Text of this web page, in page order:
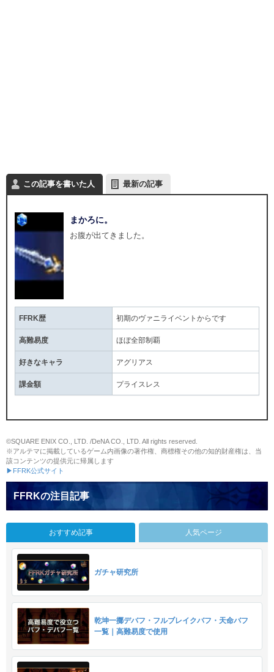
この記事を書いた人 最新の記事
まかろに。
お腹が出てきました。
FFRK歴 初期のヴァニライベントからです
高難易度 ほぼ全部制覇
好きなキャラ アグリアス
課金額 プライスレス
©SQUARE ENIX CO., LTD. /DeNA CO., LTD. All rights reserved.
※アルテマに掲載しているゲーム内画像の著作権、商標権その他の知的財産権は、当
該コンテンツの提供元に帰属します
▶FFRK公式サイト
FFRKの注目記事
おすすめ記事 人気ページ
ガチャ研究所
乾坤一擲デバフ・フルブレイクバフ・天命バフ
一覧｜高難易度で使用